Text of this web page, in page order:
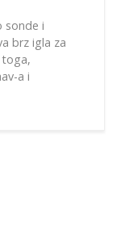
sonde i
brz igla za
toga,
a i